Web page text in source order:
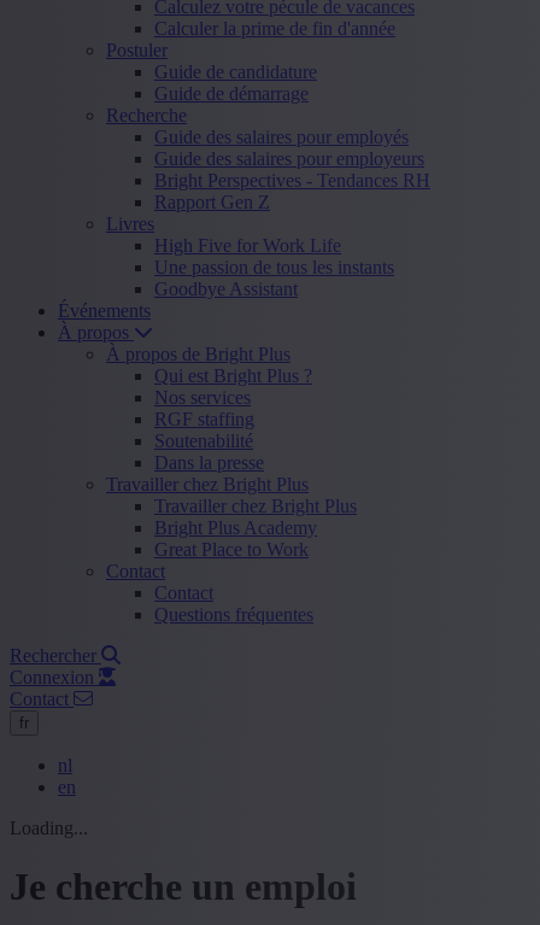
Calculez votre pécule de vacances
Calculer la prime de fin d'année
Postuler
Guide de candidature
Guide de démarrage
Recherche
Guide des salaires pour employés
Guide des salaires pour employeurs
Bright Perspectives - Tendances RH
Rapport Gen Z
Livres
High Five for Work Life
Une passion de tous les instants
Goodbye Assistant
Événements
À propos
À propos de Bright Plus
Qui est Bright Plus ?
Nos services
RGF staffing
Soutenabilité
Dans la presse
Travailler chez Bright Plus
Travailler chez Bright Plus
Bright Plus Academy
Great Place to Work
Contact
Contact
Questions fréquentes
Rechercher
Connexion
Contact
fr
nl
en
Loading...
Je cherche un emploi